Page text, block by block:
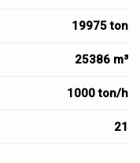
19975 ton
25386 m³
1000 ton/h
21